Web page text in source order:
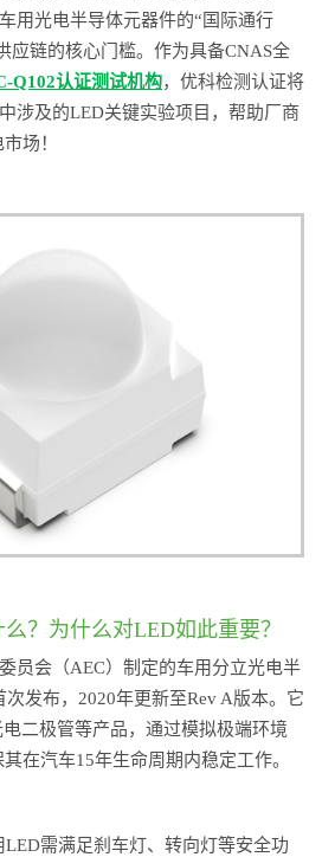
用光电半导体元器件的“国际通行
应链的核心门槛。作为具备CNAS全
Q102认证测试机构，优科检测认证将
涉及的LED关键实验项目，帮助厂商
场！
？为什么对LED如此重要？
员会（AEC）制定的车用分立光电半
发布，2020年更新至Rev A版本。它
二极管等产品，通过模拟极端环境
在汽车15年生命周期内稳定工作。
需满足刹车灯、转向灯等安全功